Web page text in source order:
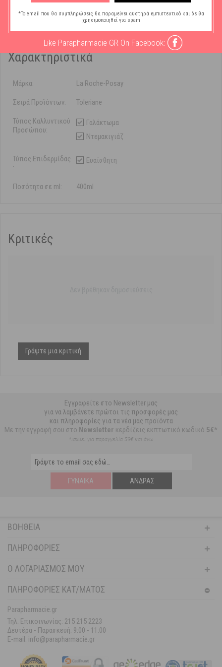
Χαρακτηριστικά
Μάρκα: La Roche-Posay
Σειρά Προϊόντων: Toleriane
Τύπος Καλλυντικού
Προσώπου:
Γαλάκτωμα
Ντεμακιγιάζ
Τύπος Επιδερμίδας
:
Ευαίσθητη
Ποσότητα σε ml: 400ml
Κριτικές
Γράψτε μια κριτική
Εγγραφείτε στο Newsletter μας
για να λαμβάνετε πρώτοι τις προσφορές μας
και πληροφορίες για τα νέα μας προϊόντα
Με την εγγραφή σου στο Newsletter κερδίζεις εκπτωτικό κωδικό 5€*
*ισχύει για παραγγελία 59€ και άνω
ΓΥΝΑΊΚΑ ΆΝΔΡΑΣ
ΒΟΉΘΕΙΑ
ΠΛΗΡΟΦΟΡΊΕΣ
Ο ΛΟΓΑΡΙΑΣΜΌΣ ΜΟΥ
ΠΛΗΡΟΦΟΡΙΕΣ ΚΑΤ/ΜΑΤΟΣ
Parapharmacie.gr
Τηλ. Επικοινωνίας: 215 215 2223
Δευτέρα - Παρασκευή: 9:00 - 11:00
E-mail: info@parapharmacie.gr
*Το email που θα συμπληρώσεις θα παραμείνει αυστηρά εμπιστευτικό και δε θα
χρησιμοποιηθεί για spam
Like Parapharmacie GR On Facebook: